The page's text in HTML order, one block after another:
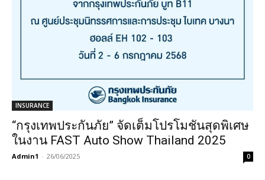
INSURANCE
“กรุงเทพประกันภัย” จัดเต็มโปรโมชันสุดพิเศษ
ในงาน FAST Auto Show Thailand 2025
Admin1 - 26/06/2025 0